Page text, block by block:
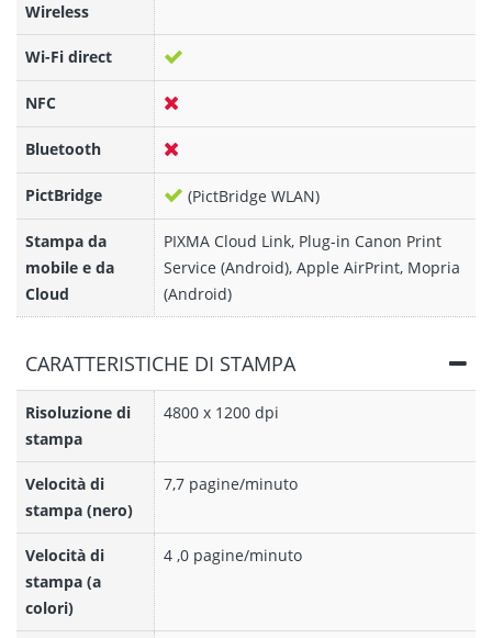
Wireless
Wi-Fi direct
NFC
Bluetooth
PictBridge (PictBridge WLAN)
Stampa da
mobile e da
Cloud
PIXMA Cloud Link, Plug-in Canon Print
Service (Android), Apple AirPrint, Mopria
(Android)
CARATTERISTICHE DI STAMPA
Risoluzione di
stampa
4800 x 1200 dpi
Velocità di
stampa (nero)
7,7 pagine/minuto
Velocità di
stampa (a
colori)
4 ,0 pagine/minuto